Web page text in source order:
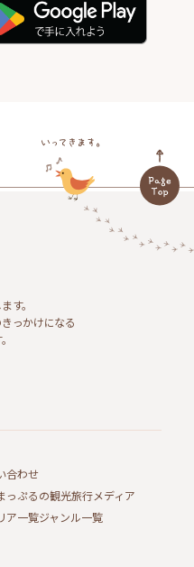
す。
っかけになる
合わせ
っぷるの観光旅行メディア
ア一覧ジャンル一覧